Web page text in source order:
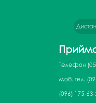
Телефон
моб. тел.
(096) 175-63-